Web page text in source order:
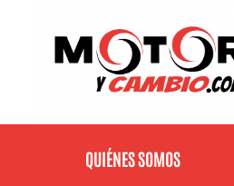
QUIÉNES SOMOS